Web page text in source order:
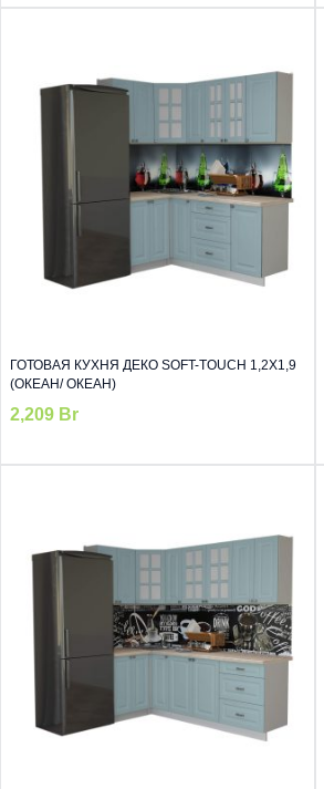
ГОТОВАЯ КУХНЯ ДЕКО SOFT-TOUCH 1,2Х1,9
(ОКЕАН/ ОКЕАН)
2,209 Br